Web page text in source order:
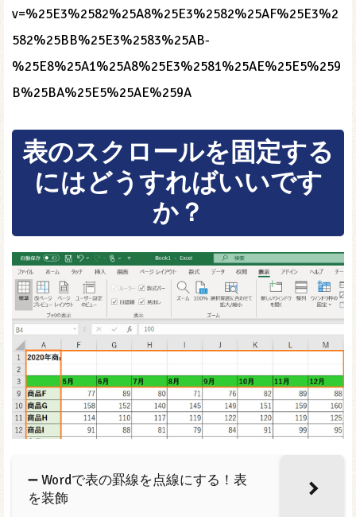
v=%25E3%2582%25A8%25E3%2582%25AF%25E3%2
582%25BB%25E3%2583%25AB-
%25E8%25A1%25A8%25E3%2581%25AE%25E5%259
B%25BA%25E5%25AE%259A
表のスクロールを固定する
にはどうすればいいです
か？
➖ Wordで表の罫線を点線にする！表
を装飾